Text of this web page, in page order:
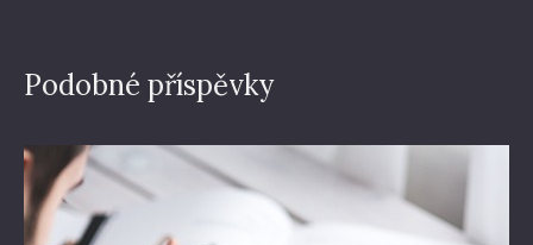
Podobné příspěvky